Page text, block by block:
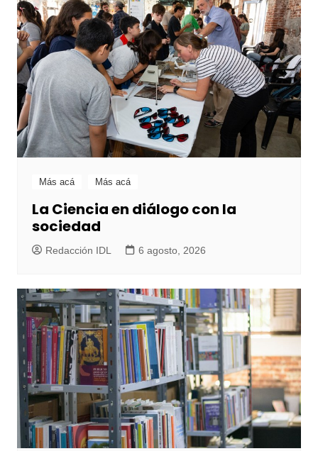
Más acá Más acá
La Ciencia en diálogo con la
sociedad
Redacción IDL 6 agosto, 2026